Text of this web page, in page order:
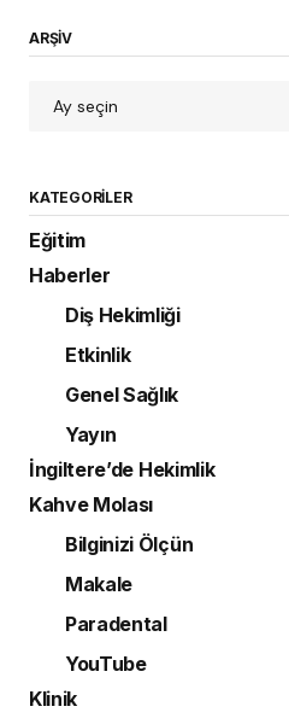
ARŞİV
KATEGORILER
Eğitim
Haberler
Diş Hekimliği
Etkinlik
Genel Sağlık
Yayın
İngiltere’de Hekimlik
Kahve Molası
Bilginizi Ölçün
Makale
Paradental
YouTube
Klinik